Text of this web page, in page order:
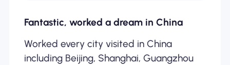
Fantastic, worked a dream in China
Worked every city visited in China
including Beijing, Shanghai, Guangzhou